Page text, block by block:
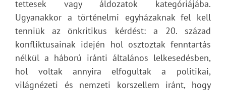
tettesek vagy áldozatok kategóriájába.
Ugyanakkor a történelmi egyházaknak fel kell
tenniük az önkritikus kérdést: a 20. század
konfliktusainak idején hol osztoztak fenntartás
nélkül a háború iránti általános lelkesedésben,
hol voltak annyira elfogultak a politikai,
világnézeti és nemzeti korszellem iránt, hogy